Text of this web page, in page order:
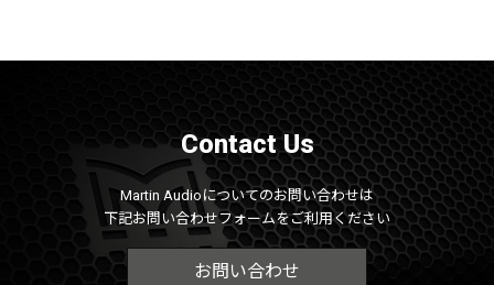
Contact Us
Martin Audioについてのお問い合わせは
下記お問い合わせフォームをご利用ください
お問い合わせ